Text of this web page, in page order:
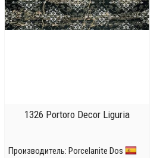
1326 Portoro Decor Liguria
Производитель: Porcelanite Dos